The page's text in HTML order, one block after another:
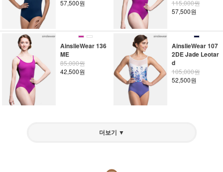
57,500원
115,000원
57,500원
AinslieWear 136
ME
85,000원
42,500원
AinslieWear 107
2DE Jade Leotar
d
105,000원
52,500원
더보기 ▼